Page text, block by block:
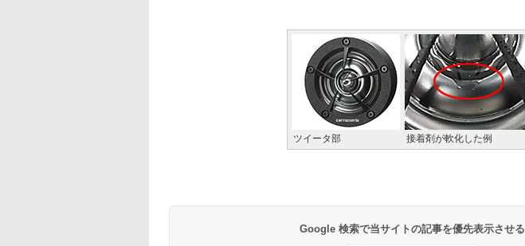
ツイータ部 接着剤が軟化した例
Google 検索で当サイトの記事を優先表示させる